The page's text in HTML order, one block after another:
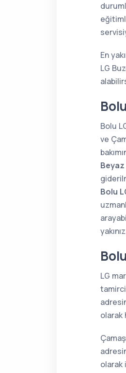
En
LG
Bolu
ve
Beyaz
Bolu
LG
olarak
olarak